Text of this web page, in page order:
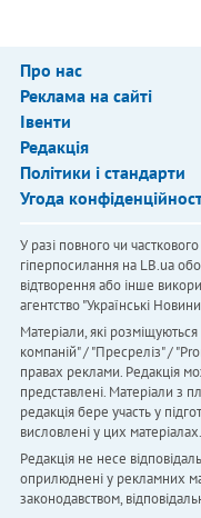
Про нас
Реклама на сайті
Івенти
Редакція
Політики і стандарти
Угода
У разі повного чи
гіперпосилання на LB.ua
відтворення або інше
агентство "Українськi
Матеріали, які
компаній" / "Пресреліз" /
правах реклами. Редакція
представлені. Матеріали
редакція бере участь у
висловлені у цих матеріалах.
Редакція не несе
оприлюднені у рекламних
законодавством,